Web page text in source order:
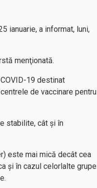
ianuarie, a informat, luni,
menţionată.
19 destinat
de vaccinare pentru
stabilite, cât şi în
este mai mică decât cea
şi în cazul celorlalte grupe